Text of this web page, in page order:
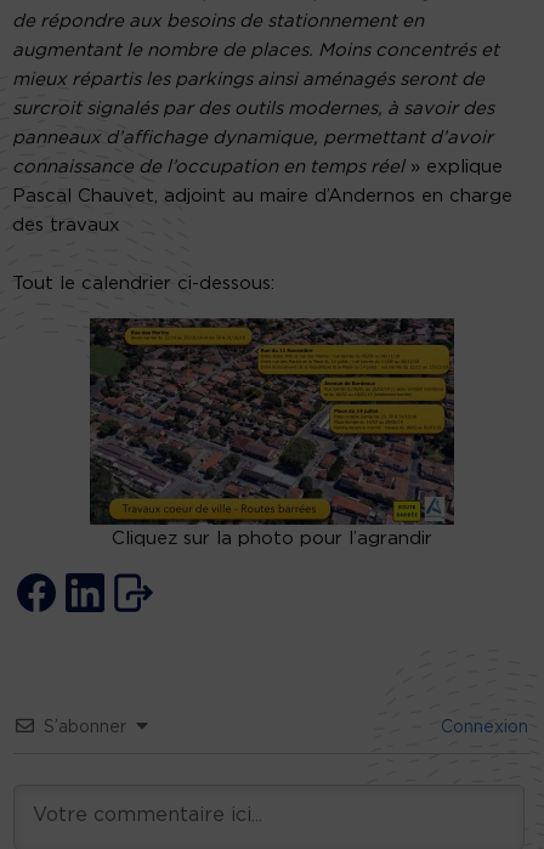
de répondre aux besoins de stationnement en
augmentant le nombre de places. Moins concentrés et
mieux répartis les parkings ainsi aménagés seront de
surcroit signalés par des outils modernes, à savoir des
panneaux d’affichage dynamique, permettant d’avoir
connaissance de l’occupation en temps réel» explique
Pascal Chauvet, adjoint au maire d’Andernos en charge
des travaux
Tout le calendrier ci-dessous:
Cliquez sur la photo pour l’agrandir
S’abonner Connexion